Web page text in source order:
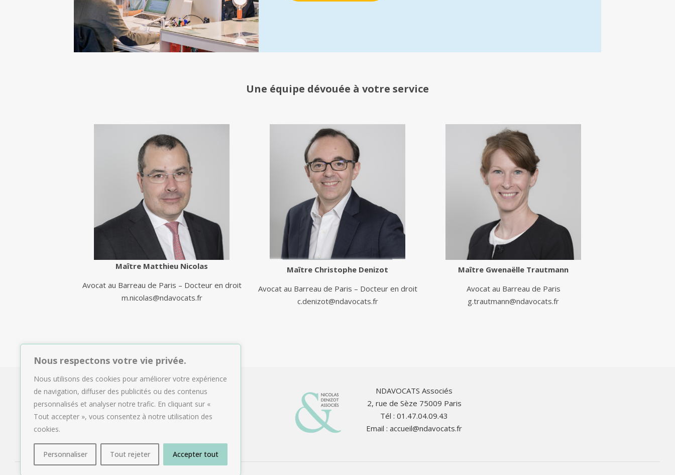
Nous respectons votre vie privée.
Nous utilisons des cookies pour améliorer votre expérience
de navigation, diffuser des publicités ou des contenus
personnalisés et analyser notre trafic. En cliquant sur «
Tout accepter », vous consentez à notre utilisation des
cookies.
Personnaliser Tout rejeter Accepter tout
Une équipe dévouée à votre service
Maître Matthieu Nicolas
Avocat au Barreau de Paris – Docteur en droit
m.nicolas@ndavocats.fr
Maître Christophe Denizot
Avocat au Barreau de Paris – Docteur en droit
c.denizot@ndavocats.fr
Maître Gwenaëlle Trautmann
Avocat au Barreau de Paris
g.trautmann@ndavocats.fr
NDAVOCATS Associés
2, rue de Sèze 75009 Paris
Tél : 01.47.04.09.43
Email :accueil@ndavocats.fr